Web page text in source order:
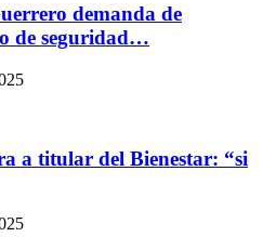
demanda de
de seguridad…
a titular del Bienestar: “si